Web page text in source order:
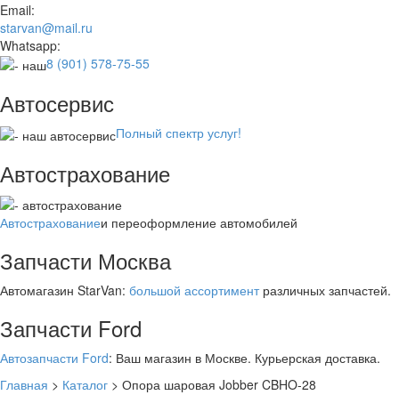
Email:
starvan@mail.ru
Whatsapp:
8 (901) 578-75-55
Автосервис
Полный спектр услуг!
Автострахование
Автострахованиеи переоформление автомобилей
Запчасти Москва
Автомагазин StarVan: большой ассортиментразличных запчастей.
Запчасти Ford
Автозапчасти Ford: Ваш магазин в Москве. Курьерская доставка.
Главная > Каталог > Опора шаровая Jobber CBHO-28